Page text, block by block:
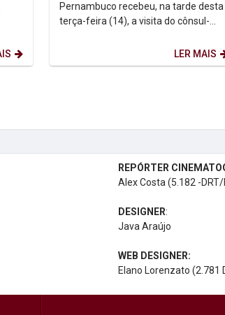
Pernambuco recebeu, na tarde desta
terça-feira (14), a visita do cônsul-
Johannes Bloos, acompanhado...
LER MAIS
REPÓRTER
Alex Costa (5.182 -DRT/
DESIGNER:
Java Araújo
WEB DESIGNER:
Elano Lorenzato (2.781